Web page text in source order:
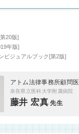
20版]
年版]
ビジュアルブック[第2版]
アトム法律事務所顧問医
奈良県立医科大学附属病院
藤井 宏真 先生